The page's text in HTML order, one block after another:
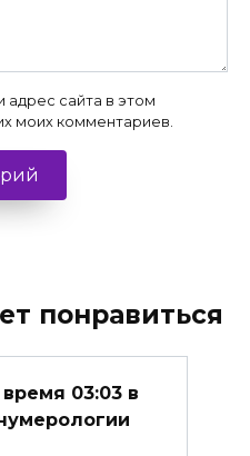
адрес сайта в этом
моих комментариев.
понравиться
03:03 в